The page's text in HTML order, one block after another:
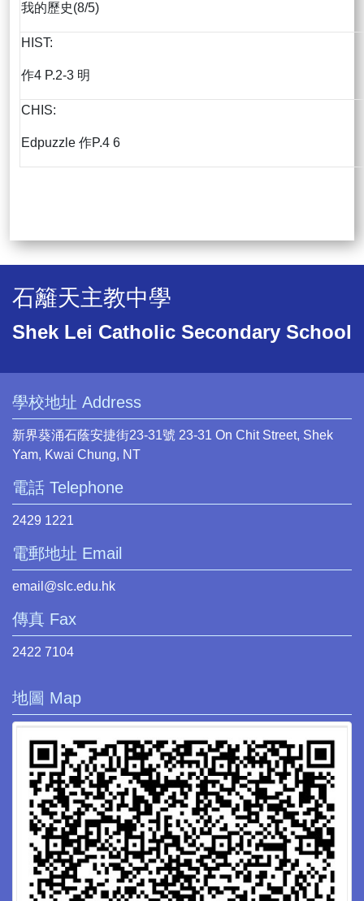
我的歷史(8/5)
HIST:
作4 P.2-3 明
CHIS:
Edpuzzle 作P.4 6
石籬天主教中學
Shek Lei Catholic Secondary School
學校地址 Address
新界葵涌石蔭安捷街23-31號 23-31 On Chit Street, Shek
Yam, Kwai Chung, NT
電話 Telephone
2429 1221
電郵地址 Email
email@slc.edu.hk
傳真 Fax
2422 7104
地圖 Map